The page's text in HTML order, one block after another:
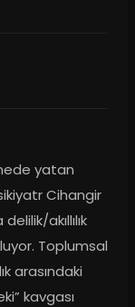
yatan
Cihangir
akıllılık
Toplumsal
arasındaki
kavgası